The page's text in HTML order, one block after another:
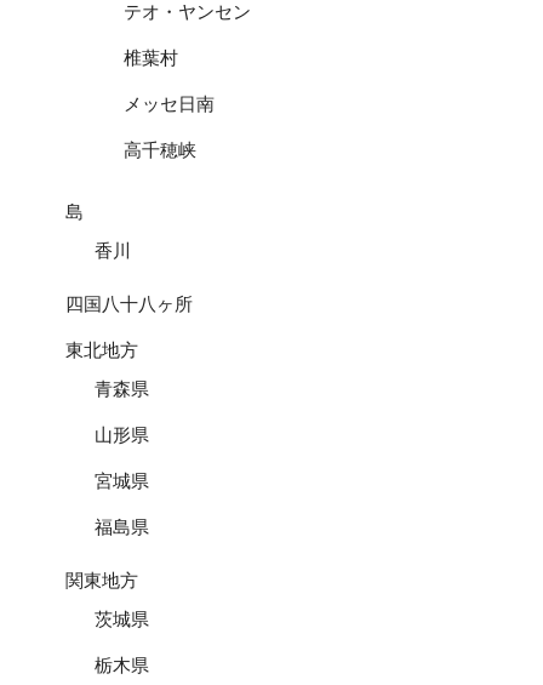
テオ・ヤンセン
椎葉村
メッセ日南
高千穂峡
島
香川
四国八十八ヶ所
東北地方
青森県
山形県
宮城県
福島県
関東地方
茨城県
栃木県